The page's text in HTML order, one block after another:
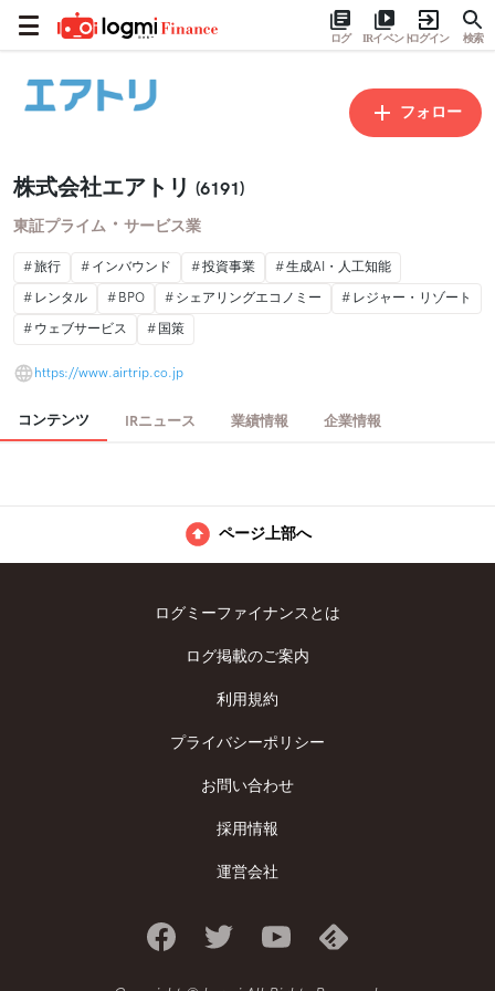
ログ IRイベントログイン 検索
フォロー
株式会社エアトリ (6191)
東証プライム ・ サービス業
旅行 インバウンド 投資事業
生成AI・人工知能
レンタル
BPO シェアリングエコノミー
レジャー・リゾート
ウェブサービス
国策
https://www.airtrip.co.jp
コンテンツ IRニュース 業績情報 企業情報
ページ上部へ
ログミーファイナンスとは
ログ掲載のご案内
利用規約
プライバシーポリシー
お問い合わせ
採用情報
運営会社